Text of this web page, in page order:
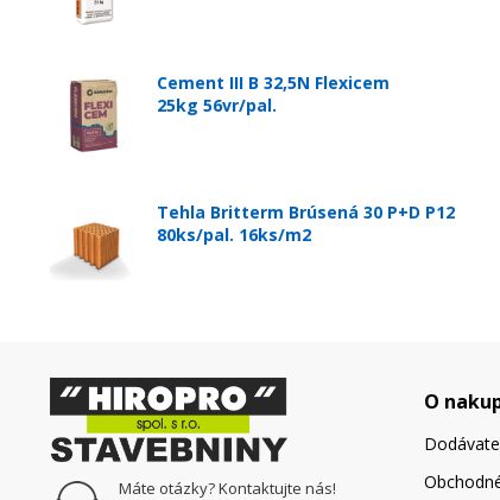
Cement III B 32,5N Flexicem
25kg 56vr/pal.
Tehla Britterm Brúsená 30 P+D P12
80ks/pal. 16ks/m2
Máte otázky? Kontaktujte nás!
O